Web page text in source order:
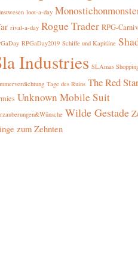
loot-a-day
rival-a-day Rogue Trader RPG-
RPGaDay2019 Schiffe und Kapitäne
Industries SLAmas
Tage des Ruins The Red
Unknown Mobile Suit
Wilde Gestade
zum Zehnten